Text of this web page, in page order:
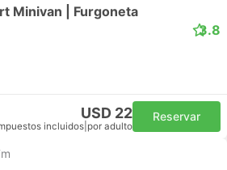
Minivan | Furgoneta
3.8
USD 22
incluidos por adulto
Reservar